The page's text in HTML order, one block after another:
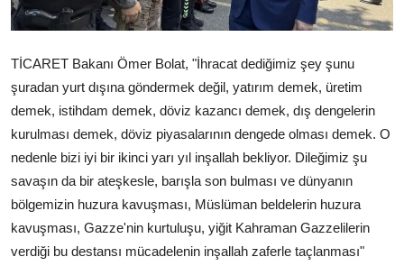
TİCARET Bakanı Ömer Bolat, "İhracat dediğimiz şey şunu
şuradan yurt dışına göndermek değil, yatırım demek, üretim
demek, istihdam demek, döviz kazancı demek, dış dengelerin
kurulması demek, döviz piyasalarının dengede olması demek. O
nedenle bizi iyi bir ikinci yarı yıl inşallah bekliyor. Dileğimiz şu
savaşın da bir ateşkesle, barışla son bulması ve dünyanın
bölgemizin huzura kavuşması, Müslüman beldelerin huzura
kavuşması, Gazze'nin kurtuluşu, yiğit Kahraman Gazzelilerin
verdiği bu destansı mücadelenin inşallah zaferle taçlanması"